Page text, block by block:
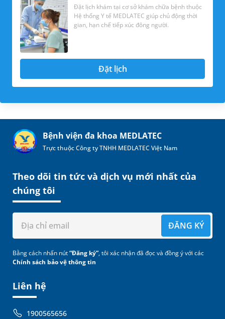
Đặt lịch khám tại cơ sở khám chữa bệnh thuộc
Hệ thống Y tế MEDLATEC giúp chủ động thời
gian, hạn chế tiếp xúc đông người.
Đặt lịch
Bệnh viện đa khoa MEDLATEC
Trực thuộc Công ty TNHH MEDLATEC Việt Nam
Liên hệ
1900565656
Theo dõi tin tức và dịch vụ mới nhất của
chúng tôi
ĐĂNG KÝ
Bằng cách nhấn nút“Đăng ký”, tôi xác nhận đã đọc và đồng ý với các
Chính sách bảo vệ thông tin